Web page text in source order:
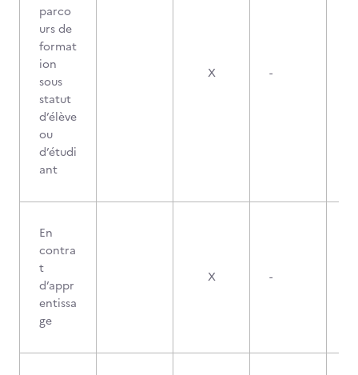
parco
urs de
format
ion
sous
statut
d’élève
ou
d’étudi
ant
X -
En
contra
t
d’appr
entissa
ge
X -